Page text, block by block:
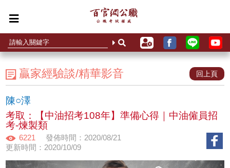
贏家經驗談/精華影音 回上頁
陳○澤
考取：【中油招考108年】準備心得｜中油僱員招
考-煉製類
6221
發佈時間：2020/08/21
更新時間：2020/10/09